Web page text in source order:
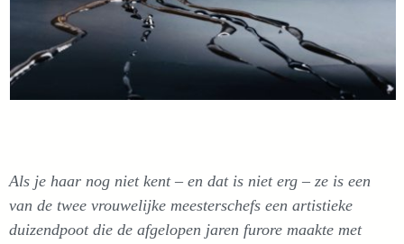
Als je haar nog niet kent – en dat is niet erg – ze is een
van de twee vrouwelijke meesterschefs een artistieke
duizendpoot die de afgelopen jaren furore maakte met